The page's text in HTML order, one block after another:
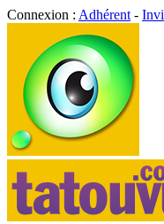
Connexion : Adhérent -